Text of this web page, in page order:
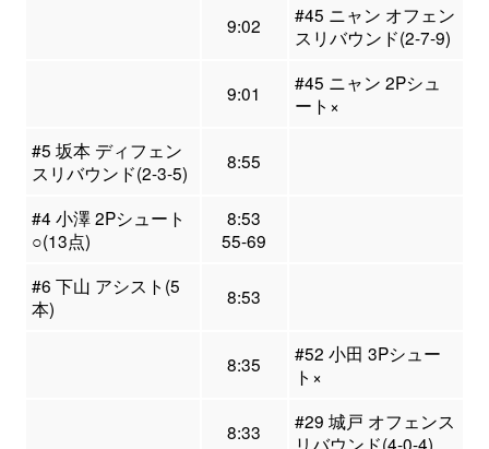
9:02
#45 ニャン オフェン
スリバウンド(2-7-9)
9:01
#45 ニャン 2Pシュ
ート×
#5 坂本 ディフェン
スリバウンド(2-3-5)
8:55
#4 小澤 2Pシュート
○(13点)
8:53
55-69
#6 下山 アシスト(5
本)
8:53
8:35
#52 小田 3Pシュー
ト×
8:33
#29 城戸 オフェンス
リバウンド(4-0-4)